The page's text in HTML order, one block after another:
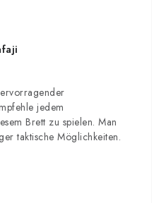
jedem
Brett zu spielen. Man
taktische Möglichkeiten.